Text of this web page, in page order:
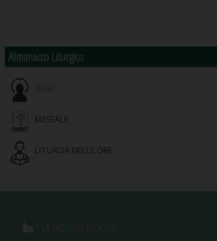
Almanacco Liturgico
OGGI:
MESSALE
LITURGIA DELLE ORE